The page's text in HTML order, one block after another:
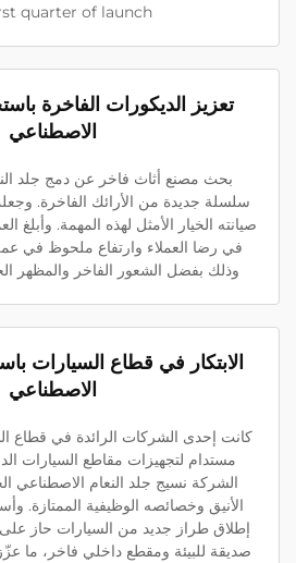
quarter of launch.
تعزيز الديكورات الفاخرة
الاصطناعي
بحث مصنع أثاث فاخر عن دمج جلد
سلسلة جديدة من الأرائك الفاخرة.
في رضا العملاء وارتفاع ملحوظ في
وذلك بفضل الشعور الفاخر والمظهر
الابتكار في قطاع السيارات
الاصطناعي
كانت إحدى الشركات الرائدة في قطاع
مستدام لتجهيزات مقاطع السيارات
الشركة نسيج جلد النعام الاصطناعي
الأنيق وخصائصه الوظيفية الممتازة.
إطلاق طراز جديد من السيارات حاز على
صديقة للبيئة ومقطع داخلي فاخر، ما